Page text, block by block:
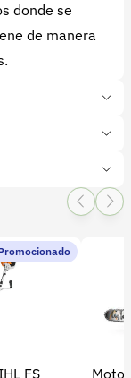
donde se
de manera
FS